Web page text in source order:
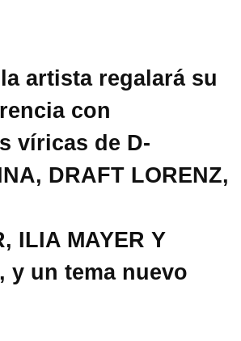
artista regalará su
con
víricas de D-
DRAFT LORENZ,
ILIA MAYER Y
y un tema nuevo